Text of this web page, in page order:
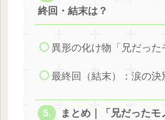
終回・結末は？
異形の化け物「兄だった
最終回（結末）：涙の
まとめ｜「兄だった